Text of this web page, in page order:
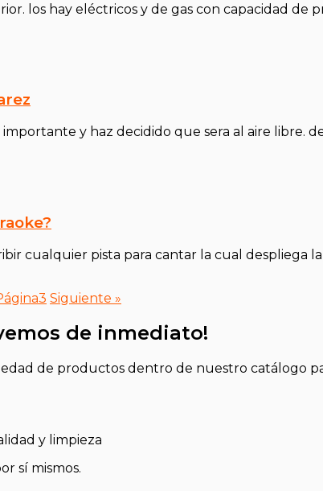
los hay eléctricos y de gas con capacidad de
importante y haz decidido que sera al aire libre.
cualquier pista para cantar la cual despliega
3 Siguiente »
de inmediato!
de productos dentro de nuestro catálogo
y limpieza
sí mismos.